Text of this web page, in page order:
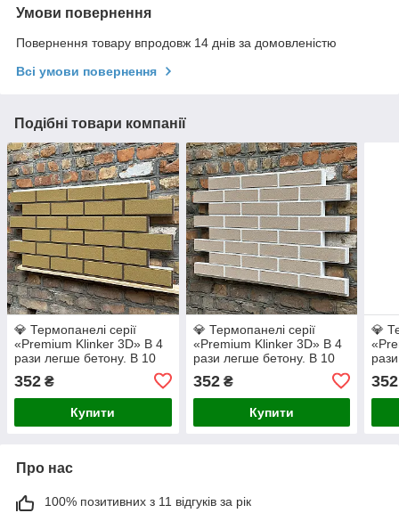
Умови повернення
Повернення товару впродовж 14 днів за домовленістю
Всі умови повернення
Подібні товари компанії
💎 Термопанелі серії
«Premium Klinker 3D» В 4
рази легше бетону. В 10
раз надійніше плитки на
клею. (Golden
Ochre/Coffee)
352 ₴
Купити
💎 Термопанелі серії
«Premium Klinker 3D» В 4
рази легше бетону. В 10
раз надійніше плитки на
клею. (Dusty Rose/White)
352₴
Купити
💎
352
Про нас
100% позитивних з 11 відгуків за рік